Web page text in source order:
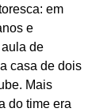
em
e
de
casa de dois
Mais
do time era